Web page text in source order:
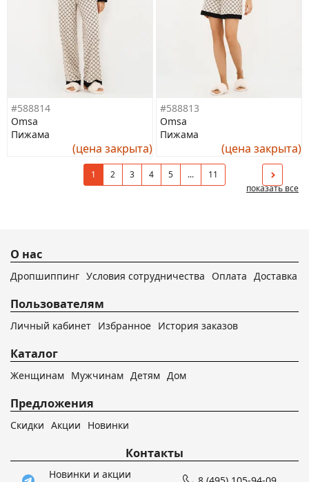
#588814
Omsa
Пижама
(цена закрыта)
#588813
Omsa
Пижама
(цена закрыта)
1 2 3 4 5 ...
11
показать все
О нас
Дропшиппинг Условия сотрудничества Оплата Доставка
Пользователям
Личный кабинет Избранное История заказов
Каталог
Женщинам Мужчинам Детям Дом
Предложения
Скидки Акции Новинки
Контакты
Новинки и акции